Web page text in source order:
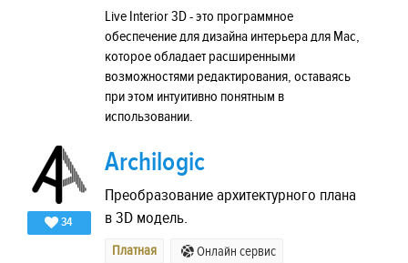
Live Interior 3D - это программное
обеспечение для дизайна интерьера для Mac,
которое обладает расширенными
возможностями редактирования, оставаясь
при этом интуитивно понятным в
использовании.
34
Archilogic
Преобразование архитектурного плана
в 3D модель.
Платная Онлайн сервис